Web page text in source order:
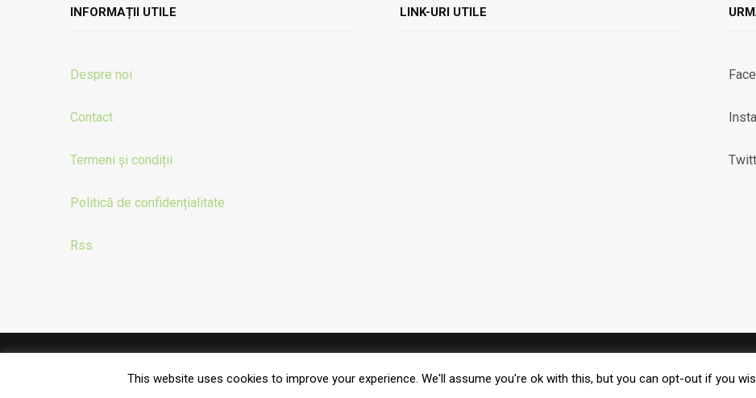
INFORMAȚII UTILE
Despre noi
Contact
Termeni și condiții
Politică de confidențialitate
Rss
LINK-URI UTILE
This website uses cookies to improve your experience. We'll assume you're ok with this, but you can opt-out if you